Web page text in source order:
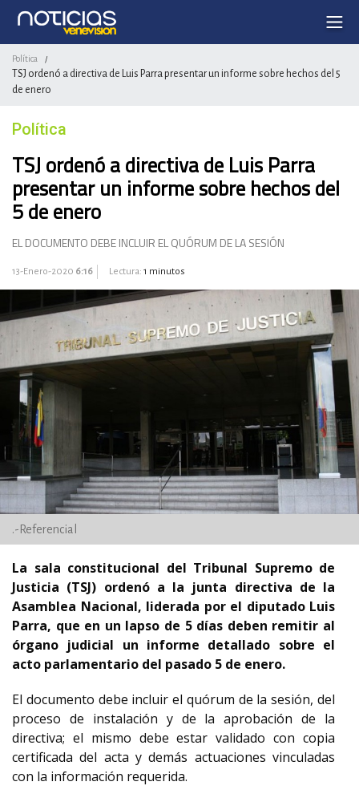
Política /
TSJ ordenó a directiva de Luis Parra presentar un informe sobre hechos del 5
de enero
Política
TSJ ordenó a directiva de Luis Parra
presentar un informe sobre hechos del
5 de enero
EL DOCUMENTO DEBE INCLUIR EL QUÓRUM DE LA SESIÓN
13-Enero-2020 6:16 Lectura: 1 minutos
.-Referencial
La sala constitucional del Tribunal Supremo de
Justicia (TSJ) ordenó a la junta directiva de la
Asamblea Nacional, liderada por el diputado Luis
Parra, que en un lapso de 5 días deben remitir al
órgano judicial un informe detallado sobre el
acto parlamentario del pasado 5 de enero.
El documento debe incluir el quórum de la sesión, del
proceso de instalación y de la aprobación de la
directiva; el mismo debe estar validado con copia
certificada del acta y demás actuaciones vinculadas
con la información requerida.